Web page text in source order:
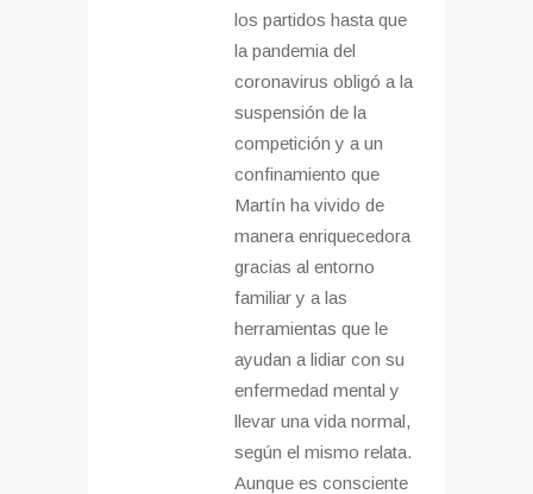
los partidos hasta que
la pandemia del
coronavirus obligó a la
suspensión de la
competición y a un
confinamiento que
Martín ha vivido de
manera enriquecedora
gracias al entorno
familiar y a las
herramientas que le
ayudan a lidiar con su
enfermedad mental y
llevar una vida normal,
según el mismo relata.
Aunque es consciente